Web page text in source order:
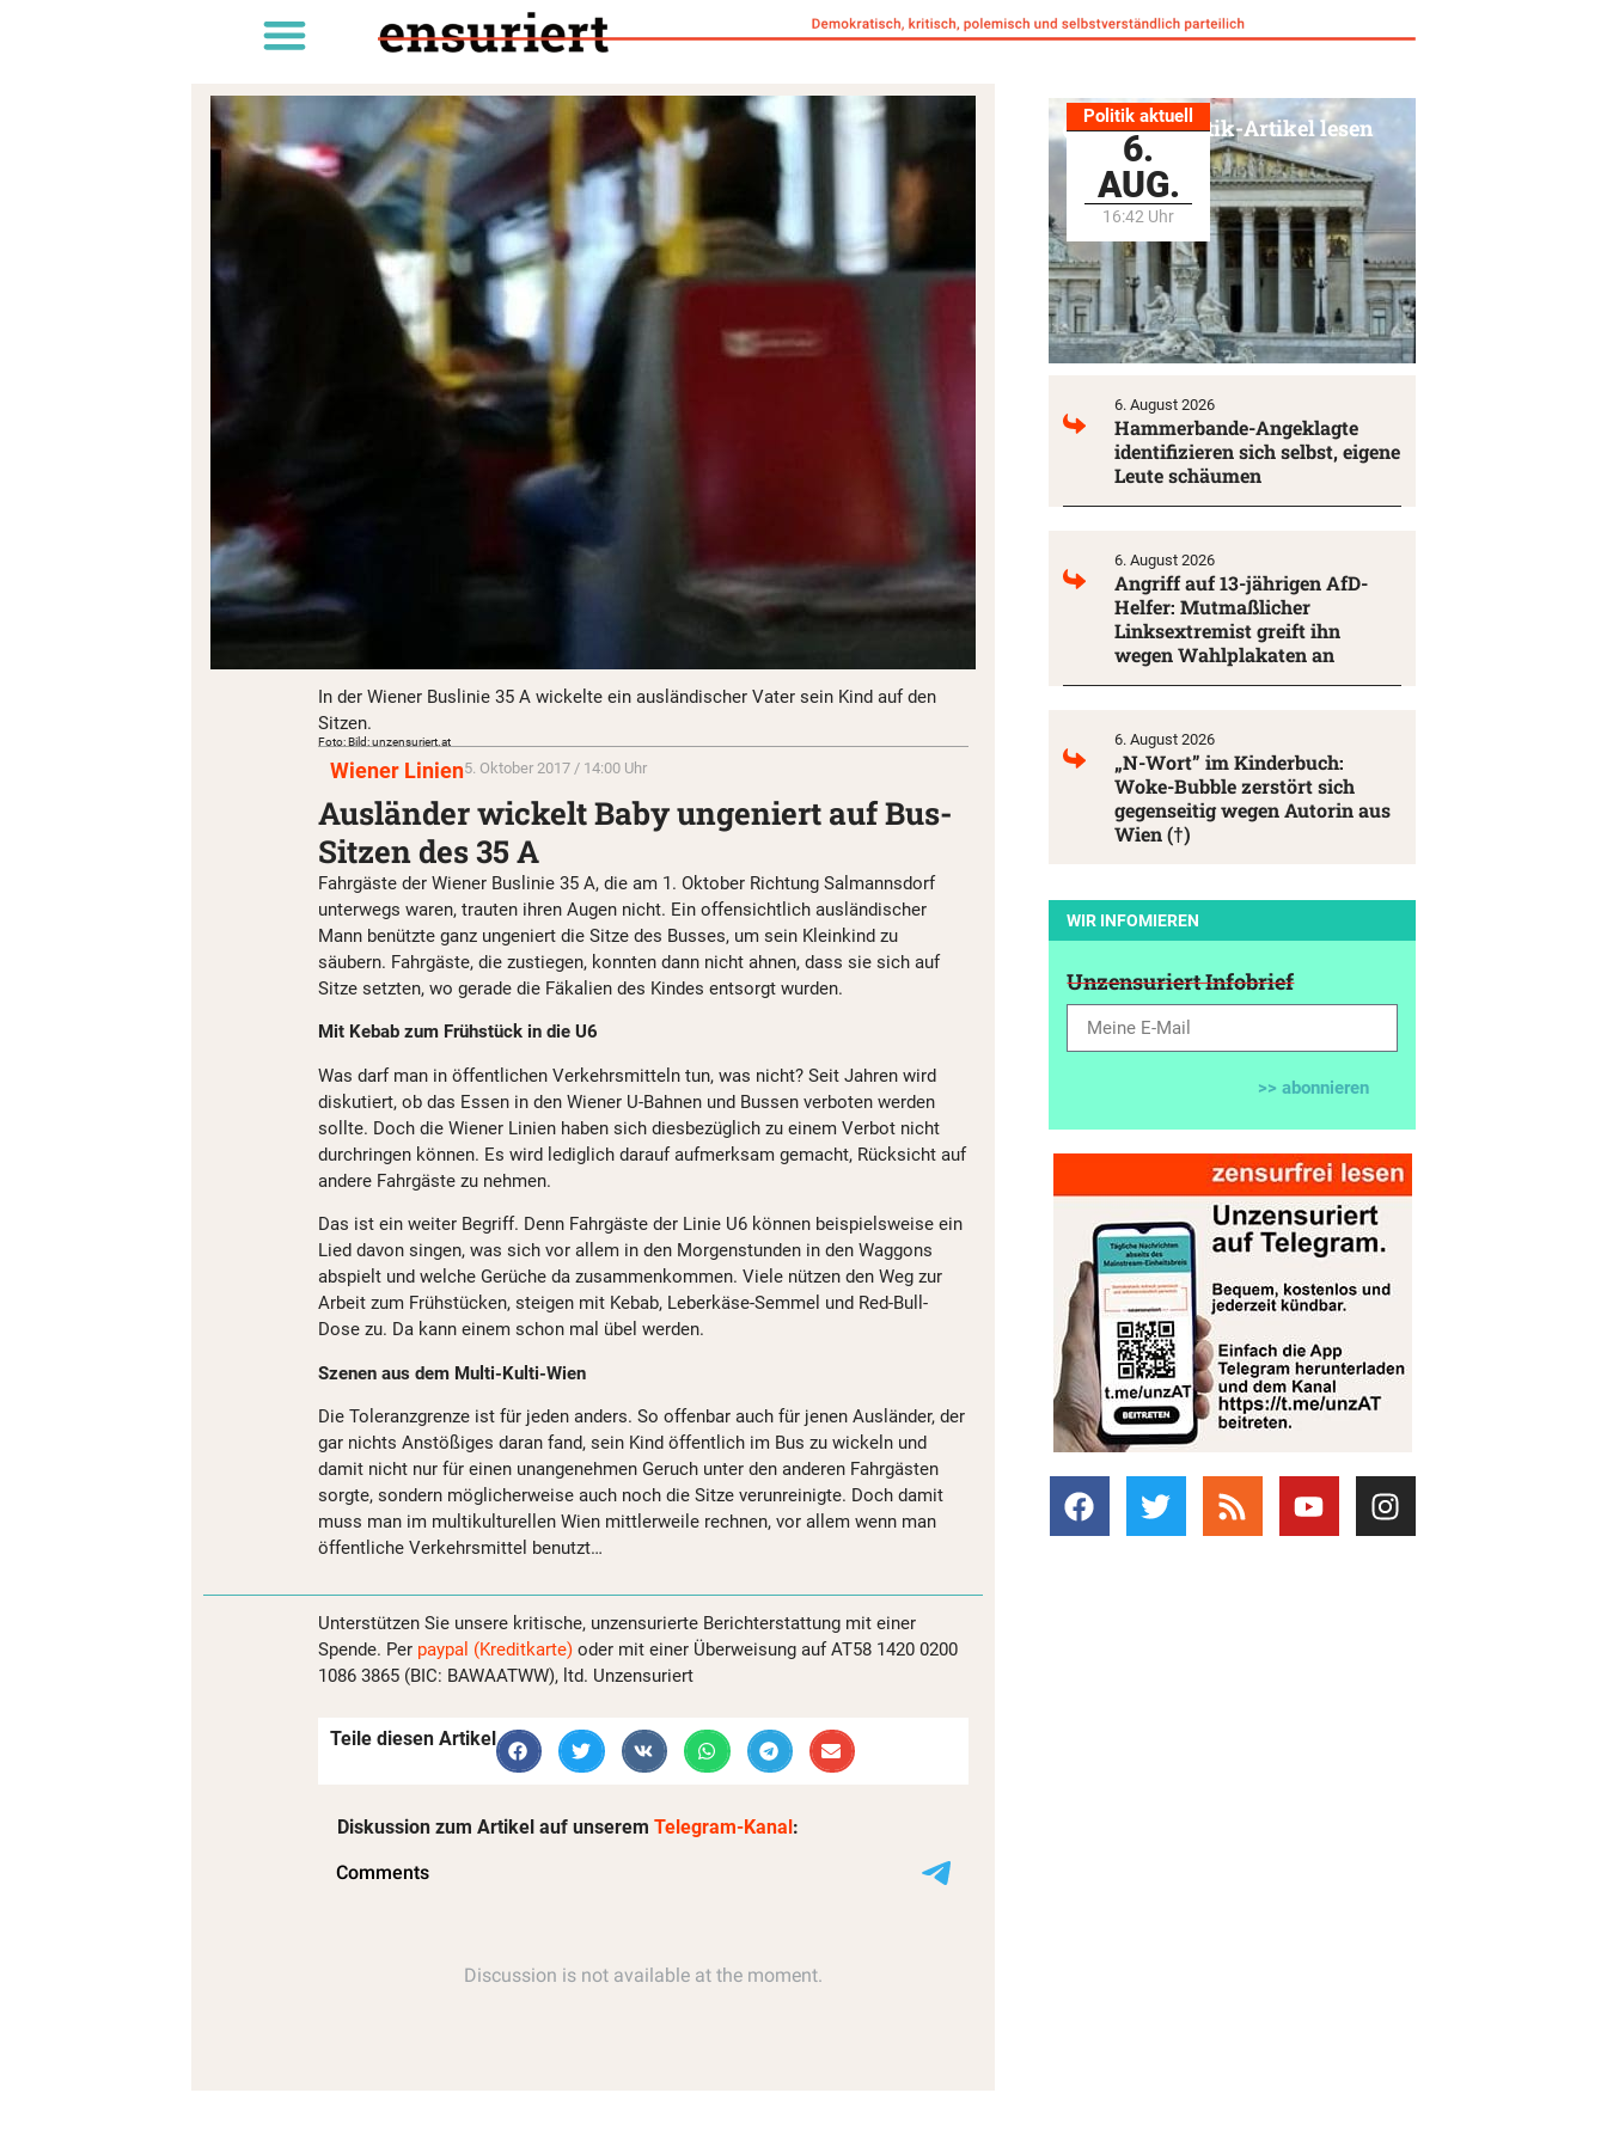
In der Wiener Buslinie 35 A wickelte ein ausländischer Vater sein Kind auf den
Sitzen.
Foto: Bild: unzensuriert.at
Wiener Linien5. Oktober 2017 / 14:00 Uhr
Ausländer wickelt Baby ungeniert auf Bus-
Sitzen des 35 A
Fahrgäste der Wiener Buslinie 35 A, die am 1. Oktober Richtung Salmannsdorf
unterwegs waren, trauten ihren Augen nicht. Ein offensichtlich ausländischer
Mann benützte ganz ungeniert die Sitze des Busses, um sein Kleinkind zu
säubern. Fahrgäste, die zustiegen, konnten dann nicht ahnen, dass sie sich auf
Sitze setzten, wo gerade die Fäkalien des Kindes entsorgt wurden.
Mit Kebab zum Frühstück in die U6
Was darf man in öffentlichen Verkehrsmitteln tun, was nicht? Seit Jahren wird
diskutiert, ob das Essen in den Wiener U-Bahnen und Bussen verboten werden
sollte. Doch die Wiener Linien haben sich diesbezüglich zu einem Verbot nicht
durchringen können. Es wird lediglich darauf aufmerksam gemacht, Rücksicht auf
andere Fahrgäste zu nehmen.
Das ist ein weiter Begriff. Denn Fahrgäste der Linie U6 können beispielsweise ein
Lied davon singen, was sich vor allem in den Morgenstunden in den Waggons
abspielt und welche Gerüche da zusammenkommen. Viele nützen den Weg zur
Arbeit zum Frühstücken, steigen mit Kebab, Leberkäse-Semmel und Red-Bull-
Dose zu. Da kann einem schon mal übel werden.
Szenen aus dem Multi-Kulti-Wien
Die Toleranzgrenze ist für jeden anders. So offenbar auch für jenen Ausländer, der
gar nichts Anstößiges daran fand, sein Kind öffentlich im Bus zu wickeln und
damit nicht nur für einen unangenehmen Geruch unter den anderen Fahrgästen
sorgte, sondern möglicherweise auch noch die Sitze verunreinigte. Doch damit
muss man im multikulturellen Wien mittlerweile rechnen, vor allem wenn man
öffentliche Verkehrsmittel benutzt…
Unterstützen Sie unsere kritische, unzensurierte Berichterstattung mit einer
Spende. Per paypal (Kreditkarte) oder mit einer Überweisung auf AT58 1420 0200
1086 3865 (BIC: BAWAATWW), ltd. Unzensuriert
Teile diesen Artikel
Diskussion zum Artikel auf unserem Telegram-Kanal :
Politik aktuell
6.
AUG.
16:42 Uhr
Alle Politik-Artikel lesen
6. August 2026
Hammerbande-Angeklagte
identifizieren sich selbst, eigene
Leute schäumen
6. August 2026
Angriff auf 13-jährigen AfD-
Helfer: Mutmaßlicher
Linksextremist greift ihn
wegen Wahlplakaten an
6. August 2026
„N-Wort” im Kinderbuch:
Woke-Bubble zerstört sich
gegenseitig wegen Autorin aus
Wien (†)
WIR INFOMIEREN
Unzensuriert Infobrief
>> abonnieren